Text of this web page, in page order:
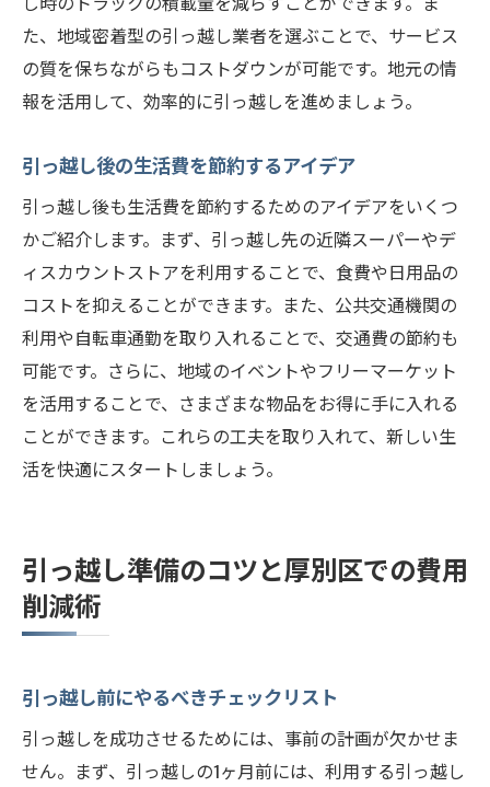
た、地域密着型の引っ越し業者を選ぶことで、サービス
の質を保ちながらもコストダウンが可能です。地元の情
報を活用して、効率的に引っ越しを進めましょう。
引っ越し後の生活費を節約するアイデア
引っ越し後も生活費を節約するためのアイデアをいくつ
かご紹介します。まず、引っ越し先の近隣スーパーやデ
ィスカウントストアを利用することで、食費や日用品の
コストを抑えることができます。また、公共交通機関の
利用や自転車通勤を取り入れることで、交通費の節約も
可能です。さらに、地域のイベントやフリーマーケット
を活用することで、さまざまな物品をお得に手に入れる
ことができます。これらの工夫を取り入れて、新しい生
活を快適にスタートしましょう。
引っ越し準備のコツと厚別区での費用
削減術
引っ越し前にやるべきチェックリスト
引っ越しを成功させるためには、事前の計画が欠かせま
せん。まず、引っ越しの1ヶ月前には、利用する引っ越し